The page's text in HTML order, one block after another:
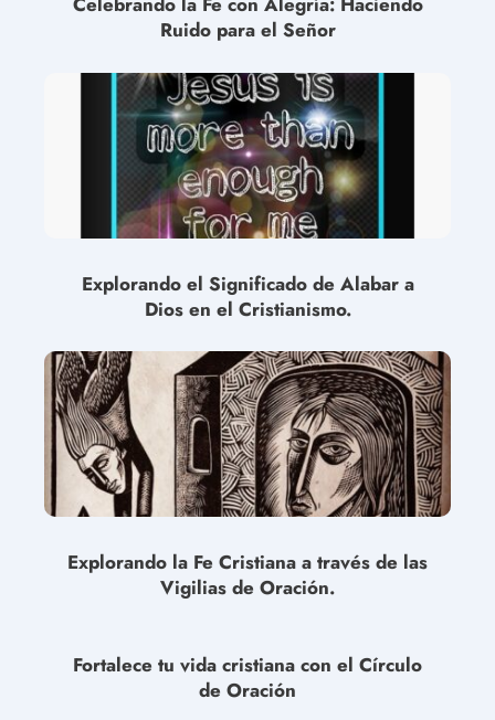
Ruido para el Señor
Explorando el Significado de Alabar a
Dios en el Cristianismo.
Explorando la Fe Cristiana a través de las
Vigilias de Oración.
Fortalece tu vida cristiana con el Círculo
de Oración